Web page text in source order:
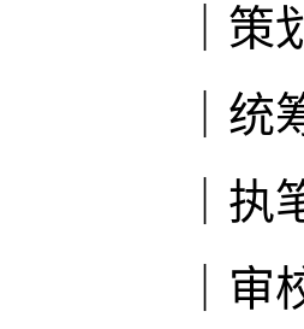
｜策划
｜统筹
｜执笔
｜审校